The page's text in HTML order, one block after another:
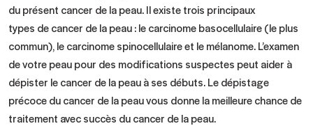
du présent cancer de la peau. Il existe trois principaux
types de cancer de la peau : le carcinome basocellulaire (le plus
commun), le carcinome spinocellulaire et le mélanome. L’examen
de votre peau pour des modifications suspectes peut aider à
dépister le cancer de la peau à ses débuts. Le dépistage
précoce du cancer de la peau vous donne la meilleure chance de
traitement avec succès du cancer de la peau.